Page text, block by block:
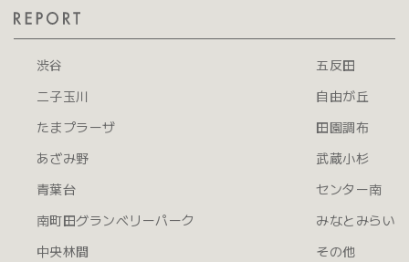
渋谷
二子玉川
たまプラーザ
あざみ野
青葉台
南町田グランベリーパーク
中央林間
五反田
自由が丘
田園調布
武蔵小杉
センター南
みなとみらい
その他